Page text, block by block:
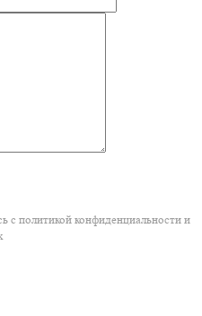
с политикой конфиденциальности и